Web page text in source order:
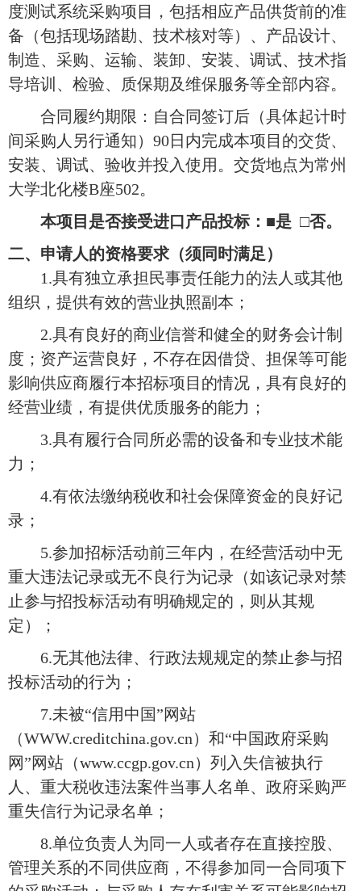
度测试系统采购项目，包括相应产品供货前的准
备（包括现场踏勘、技术核对等）、产品设计、
制造、采购、运输、装卸、安装、调试、技术指
导培训、检验、质保期及维保服务等全部内容。
合同履约期限：自合同签订后（具体起计时
间采购人另行通知） 90日内完成本项目的交货、
安装、调试、验收并投入使用。交货地点为常州
大学北化楼B座502。
本项目是否接受进口产品投标： ■是 □否。
二、申请人的资格要求（须同时满足）
1.具有独立承担民事责任能力的法人或其他
组织，提供有效的营业执照副本；
2.具有良好的商业信誉和健全的财务会计制
度；资产运营良好，不存在因借贷、担保等可能
影响供应商履行本招标项目的情况，具有良好的
经营业绩，有提供优质服务的能力；
3.具有履行合同所必需的设备和专业技术能
力；
4.有依法缴纳税收和社会保障资金的良好记
录；
5.参加招标活动前三年内，在经营活动中无
重大违法记录或无不良行为记录（如该记录对禁
止参与招投标活动有明确规定的，则从其规
定）；
6.无其他法律、行政法规规定的禁止参与招
投标活动的行为；
7.未被“信用中国”网站
（WWW.creditchina.gov.cn）和“中国政府采购
网”网站（www.ccgp.gov.cn）列入失信被执行
人、重大税收违法案件当事人名单、政府采购严
重失信行为记录名单；
8.单位负责人为同一人或者存在直接控股、
管理关系的不同供应商，不得参加同一合同项下